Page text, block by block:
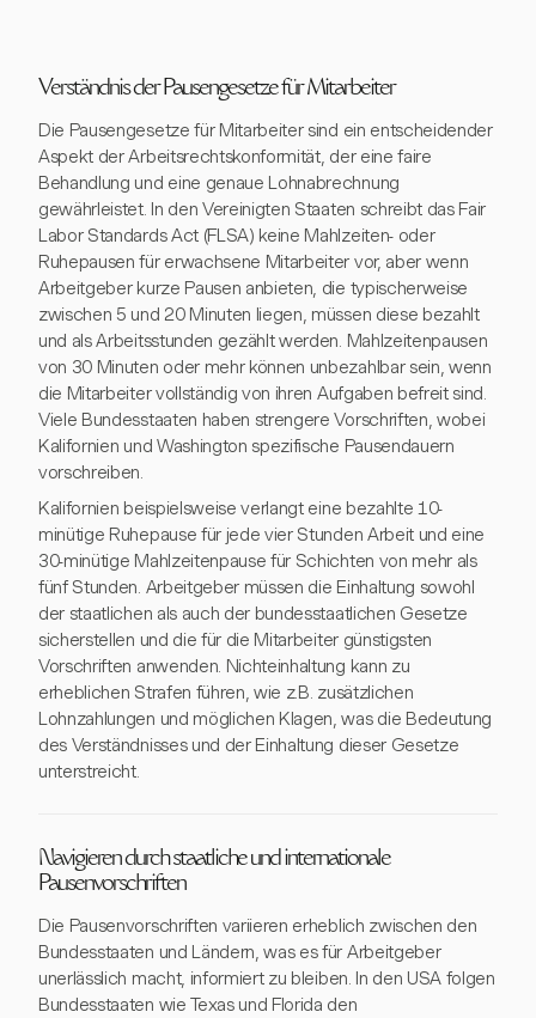
Verständnis der Pausengesetze für Mitarbeiter
Die Pausengesetze für Mitarbeiter sind ein entscheidender
Aspekt der Arbeitsrechtskonformität, der eine faire
Behandlung und eine genaue Lohnabrechnung
gewährleistet. In den Vereinigten Staaten schreibt das Fair
Labor Standards Act (FLSA) keine Mahlzeiten- oder
Ruhepausen für erwachsene Mitarbeiter vor, aber wenn
Arbeitgeber kurze Pausen anbieten, die typischerweise
zwischen 5 und 20 Minuten liegen, müssen diese bezahlt
und als Arbeitsstunden gezählt werden. Mahlzeitenpausen
von 30 Minuten oder mehr können unbezahlbar sein, wenn
die Mitarbeiter vollständig von ihren Aufgaben befreit sind.
Viele Bundesstaaten haben strengere Vorschriften, wobei
Kalifornien und Washington spezifische Pausendauern
vorschreiben.
Kalifornien beispielsweise verlangt eine bezahlte 10-
minütige Ruhepause für jede vier Stunden Arbeit und eine
30-minütige Mahlzeitenpause für Schichten von mehr als
fünf Stunden. Arbeitgeber müssen die Einhaltung sowohl
der staatlichen als auch der bundesstaatlichen Gesetze
sicherstellen und die für die Mitarbeiter günstigsten
Vorschriften anwenden. Nichteinhaltung kann zu
erheblichen Strafen führen, wie z.B. zusätzlichen
Lohnzahlungen und möglichen Klagen, was die Bedeutung
des Verständnisses und der Einhaltung dieser Gesetze
unterstreicht.
Navigieren durch staatliche und internationale
Pausenvorschriften
Die Pausenvorschriften variieren erheblich zwischen den
Bundesstaaten und Ländern, was es für Arbeitgeber
unerlässlich macht, informiert zu bleiben. In den USA folgen
Bundesstaaten wie Texas und Florida den